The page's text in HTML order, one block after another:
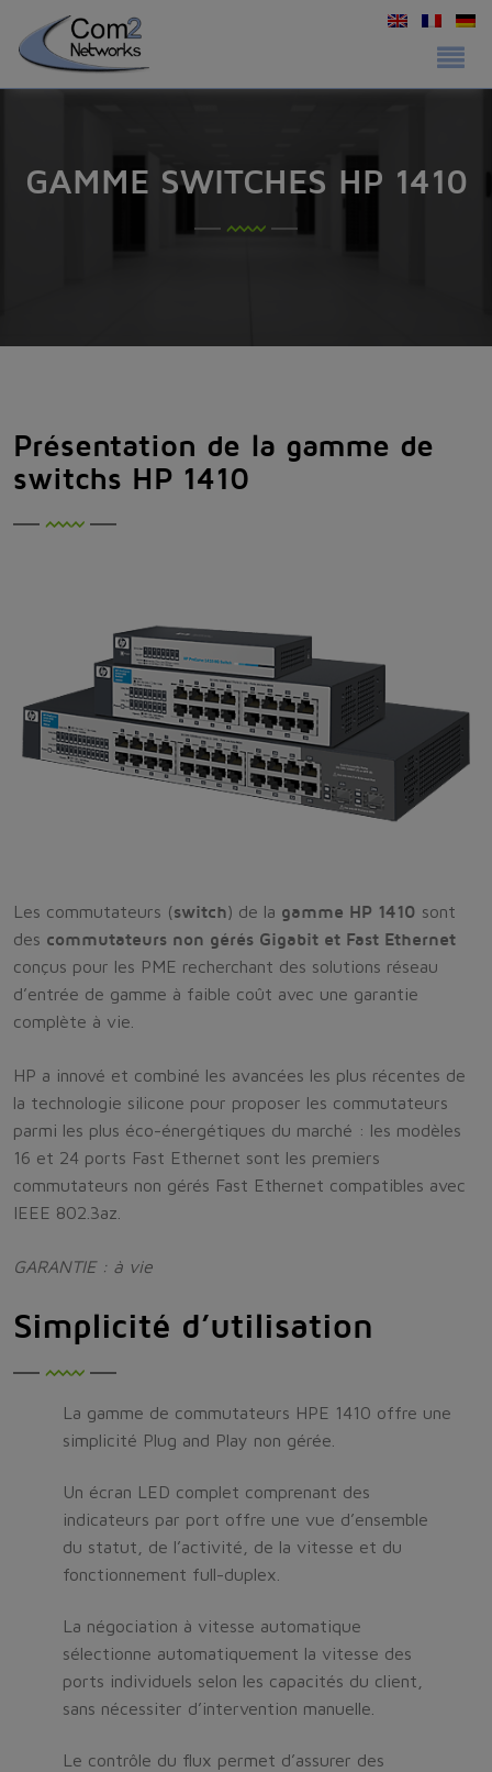
GAMME SWITCHES HP 1410
Présentation de la gamme de
switchs HP 1410
Les commutateurs (switch) de la gamme HP 1410 sont
des commutateurs non gérés Gigabit et Fast Ethernet
conçus pour les PME recherchant des solutions réseau
d’entrée de gamme à faible coût avec une garantie
complète à vie.
HP a innové et combiné les avancées les plus récentes de
la technologie silicone pour proposer les commutateurs
parmi les plus éco-énergétiques du marché : les modèles
16 et 24 ports Fast Ethernet sont les premiers
commutateurs non gérés Fast Ethernet compatibles avec
IEEE 802.3az.
GARANTIE : à vie
Simplicité d’utilisation
La gamme de commutateurs HPE 1410 offre une
simplicité Plug and Play non gérée.
Un écran LED complet comprenant des
indicateurs par port offre une vue d’ensemble
du statut, de l’activité, de la vitesse et du
fonctionnement full-duplex.
La négociation à vitesse automatique
sélectionne automatiquement la vitesse des
ports individuels selon les capacités du client,
sans nécessiter d’intervention manuelle.
Le contrôle du flux permet d’assurer des